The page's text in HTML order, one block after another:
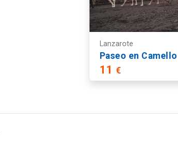
Lanzarote
11€